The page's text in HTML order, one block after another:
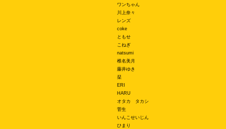
ワンちゃん
川上奈々
レンズ
coke
ともせ
こねぎ
natsumi
椎名美月
藤井ゆき
栞
ERI
HARU
オタカ タカシ
菅生
いんこせいじん
ひまり